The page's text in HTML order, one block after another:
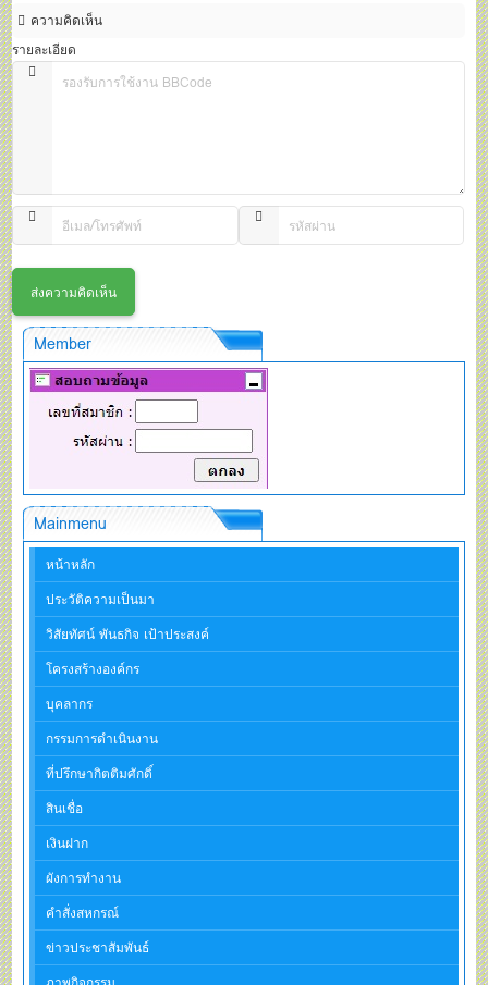
ความคิดเห็น
รายละเอียด
Member
Mainmenu
หน้าหลัก
ประวัติความเป็นมา
วิสัยทัศน์ พันธกิจ เป้าประสงค์
โครงสร้างองค์กร
บุคลากร
กรรมการดำเนินงาน
ที่ปรึกษากิตติมศักดิ์
สินเชื่อ
เงินฝาก
ผังการทำงาน
คำสั่งสหกรณ์
ข่าวประชาสัมพันธ์